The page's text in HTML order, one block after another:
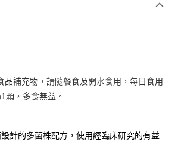
品補充物，請隨餐食及開水食用，每日食用
顆，多食無益。
計的多菌株配方，使用經臨床研究的有益